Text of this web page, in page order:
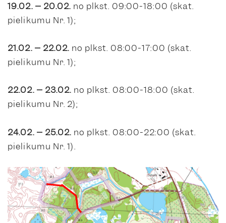
19.02. – 20.02. no plkst. 09:00-18:00 (skat.
pielikumu Nr. 1);
21.02. – 22.02. no plkst. 08:00-17:00 (skat.
pielikumu Nr. 1);
22.02. – 23.02. no plkst. 08:00-18:00 (skat.
pielikumu Nr. 2);
24.02. – 25.02. no plkst. 08:00-22:00 (skat.
pielikumu Nr. 1).